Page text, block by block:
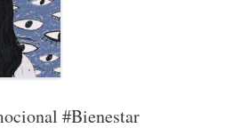
#Bienestar